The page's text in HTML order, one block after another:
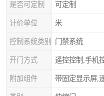
是否可定制 可定制
计价单位 米
控制系统类别 门禁系统
开门方式 遥控控制,手机
附加组件 带固定显示屏,